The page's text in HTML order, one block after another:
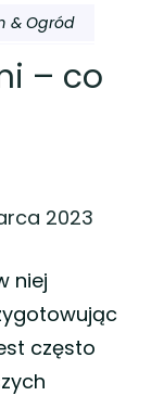
& Ogród
– co
2023
niej
często